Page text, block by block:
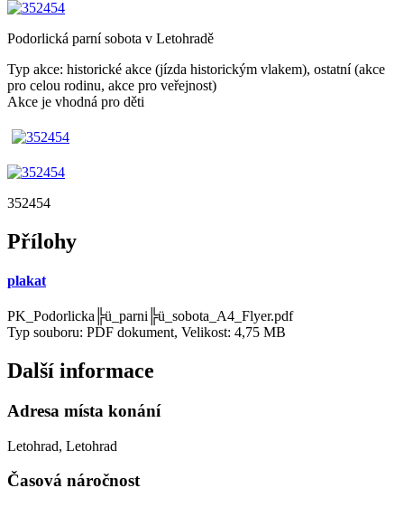
Podorlická parní sobota v Letohradě
Typ akce: historické akce (jízda historickým vlakem), ostatní (akce
pro celou rodinu, akce pro veřejnost)
Akce je vhodná pro děti
352454
Přílohy
plakat
PK_Podorlicka╠ü_parni╠ü_sobota_A4_Flyer.pdf
Typ souboru: PDF dokument, Velikost: 4,75 MB
Další informace
Adresa místa konání
Letohrad, Letohrad
Časová náročnost